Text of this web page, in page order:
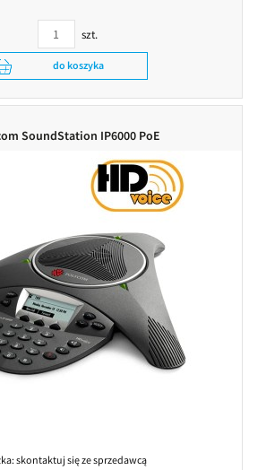
szt.
do koszyka
SoundStation IP6000 PoE
skontaktuj się ze sprzedawcą